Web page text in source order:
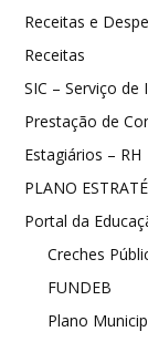
Receitas e
Receitas
SIC – Serviço
Prestação de
Estagiários – RH
PLANO
Portal da
Creches
FUNDEB
Plano